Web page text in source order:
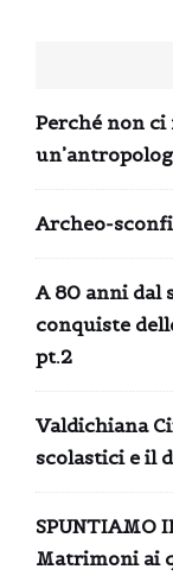
Perché non ci
Archeo-
A 80 anni dal
conquiste
pt.2
Valdichiana
scolastici e il
SPUNTIAMO
Matrimoni ai